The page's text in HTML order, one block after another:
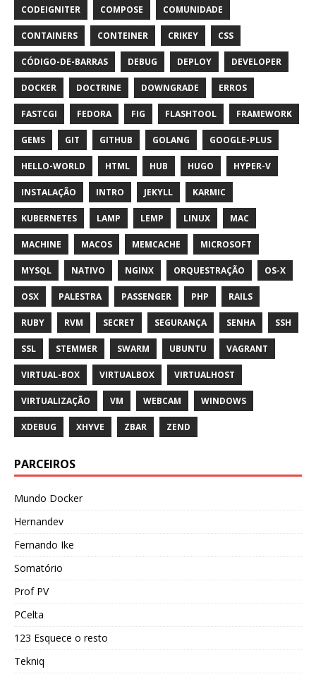
CODEIGNITER COMPOSE COMUNIDADE
CONTAINERS CONTEINER CRIKEY CSS
CÓDIGO-DE-BARRAS DEBUG DEPLOY DEVELOPER
DOCKER DOCTRINE DOWNGRADE ERROS
FASTCGI FEDORA FIG FLASHTOOL FRAMEWORK
GEMS GIT GITHUB GOLANG GOOGLE-PLUS
HELLO-WORLD HTML HUB HUGO HYPER-V
INSTALAÇÃO INTRO JEKYLL KARMIC
KUBERNETES LAMP LEMP LINUX MAC
MACHINE MACOS MEMCACHE MICROSOFT
MYSQL NATIVO NGINX ORQUESTRAÇÃO OS-X
OSX PALESTRA PASSENGER PHP RAILS
RUBY RVM SECRET SEGURANÇA SENHA SSH
SSL STEMMER SWARM UBUNTU VAGRANT
VIRTUAL-BOX VIRTUALBOX VIRTUALHOST
VIRTUALIZAÇÃO VM WEBCAM WINDOWS
XDEBUG XHYVE ZBAR ZEND
PARCEIROS
Mundo Docker
Hernandev
Fernando Ike
Somatório
Prof PV
PCelta
123 Esquece o resto
Tekniq